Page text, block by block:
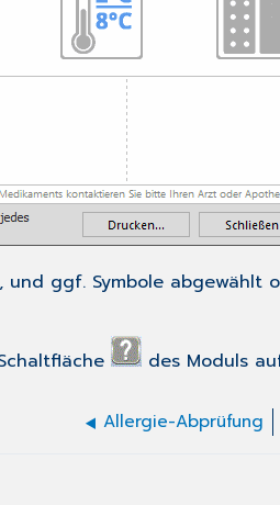
und ggf. Symbole
des Moduls
Allergie-Abprüfung